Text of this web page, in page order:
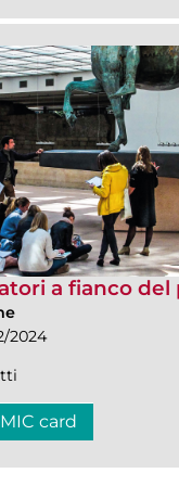
a fianco
2024
card